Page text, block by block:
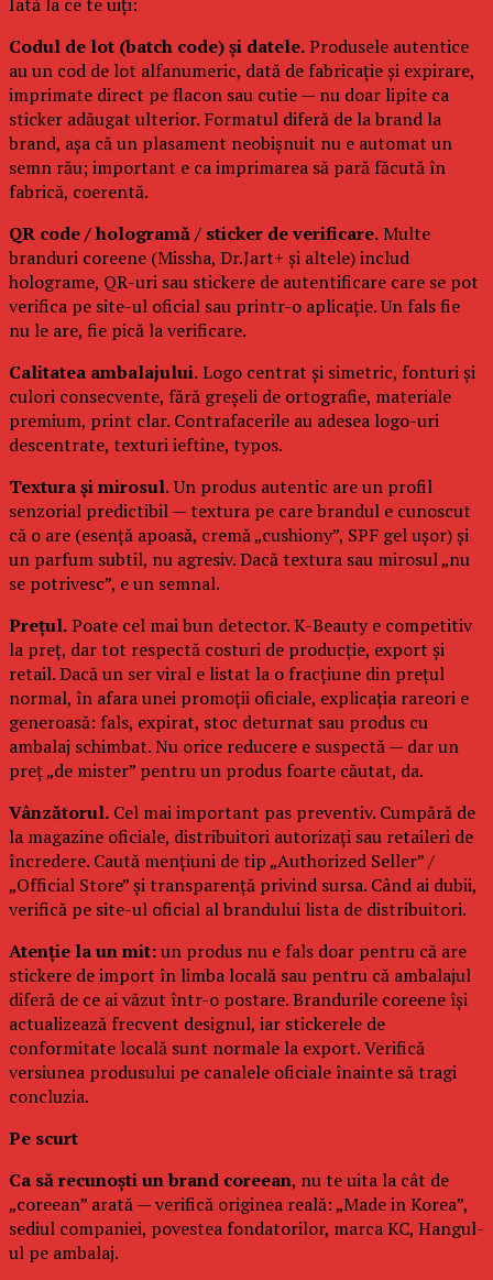
Codul de lot (batch code) și datele.Produsele autentice
au un cod de lot alfanumeric, dată de fabricație și expirare,
imprimate direct pe flacon sau cutie — nu doar lipite ca
sticker adăugat ulterior. Formatul diferă de la brand la
brand, așa că un plasament neobișnuit nu e automat un
semn rău; important e ca imprimarea să pară făcută în
fabrică, coerentă.
QR code / hologramă / sticker de verificare.Multe
branduri coreene (Missha, Dr.Jart+ și altele) includ
holograme, QR-uri sau stickere de autentificare care se pot
verifica pe site-ul oficial sau printr-o aplicație. Un fals fie
nu le are, fie pică la verificare.
Calitatea ambalajului.Logo centrat și simetric, fonturi și
culori consecvente, fără greșeli de ortografie, materiale
premium, print clar. Contrafacerile au adesea logo-uri
descentrate, texturi ieftine, typos.
Textura și mirosul.Un produs autentic are un profil
senzorial predictibil — textura pe care brandul e cunoscut
că o are (esență apoasă, cremă „cushiony”, SPF gel ușor) și
un parfum subtil, nu agresiv. Dacă textura sau mirosul „nu
se potrivesc”, e un semnal.
Prețul.Poate cel mai bun detector. K-Beauty e competitiv
la preț, dar tot respectă costuri de producție, export și
retail. Dacă un ser viral e listat la o fracțiune din prețul
normal, în afara unei promoții oficiale, explicația rareori e
generoasă: fals, expirat, stoc deturnat sau produs cu
ambalaj schimbat. Nu orice reducere e suspectă — dar un
preț „de mister” pentru un produs foarte căutat, da.
Vânzătorul. Cel mai important pas preventiv. Cumpără de
la magazine oficiale, distribuitori autorizați sau retaileri de
încredere. Caută mențiuni de tip „Authorized Seller” /
„Official Store” și transparență privind sursa. Când ai dubii,
verifică pe site-ul oficial al brandului lista de distribuitori.
Atenție la un mit:un produs nu e fals doar pentru că are
stickere de import în limba locală sau pentru că ambalajul
diferă de ce ai văzut într-o postare. Brandurile coreene își
actualizează frecvent designul, iar stickerele de
conformitate locală sunt normale la export. Verifică
versiunea produsului pe canalele oficiale înainte să tragi
concluzia.
Pe scurt
Ca să recunoști un brand coreean, nu te uita la cât de
„coreean” arată — verifică originea reală: „Made in Korea”,
sediul companiei, povestea fondatorilor, marca KC, Hangul-
ul pe ambalaj.